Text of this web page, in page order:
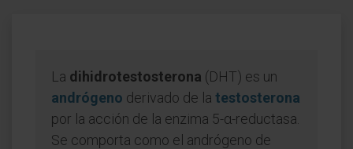
La dihidrotestosterona (DHT) es un
andrógeno derivado de la testosterona
por la acción de la enzima 5-α-reductasa.
Se comporta como el andrógeno de